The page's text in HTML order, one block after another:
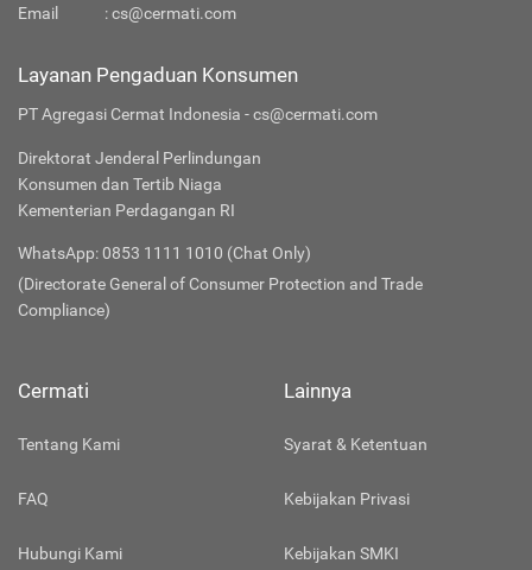
Email
:cs@cermati.com
Layanan Pengaduan Konsumen
PT Agregasi Cermat Indonesia - cs@cermati.com
Direktorat Jenderal Perlindungan
Konsumen dan Tertib Niaga
Kementerian Perdagangan RI
WhatsApp: 0853 1111 1010 (Chat Only)
(Directorate General of Consumer Protection and Trade
Compliance)
Cermati
Tentang Kami
FAQ
Hubungi Kami
Lainnya
Syarat & Ketentuan
Kebijakan Privasi
Kebijakan SMKI